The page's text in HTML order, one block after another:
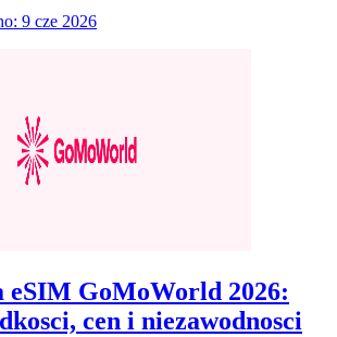
9 cze 2026
eSIM GoMoWorld 2026:
cen i niezawodnosci